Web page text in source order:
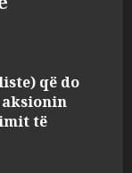
që do
të